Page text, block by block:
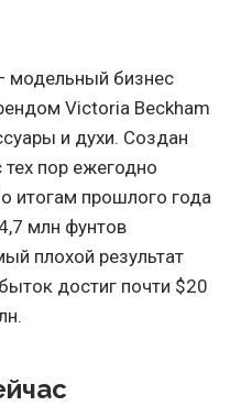
модельный бизнес
Victoria Beckham
и духи. Создан
пор ежегодно
итогам прошлого года
млн фунтов
плохой результат
достиг почти $20